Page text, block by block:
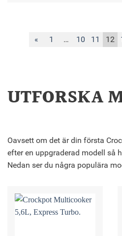
« 1 … 10 11 12
UTFORSKA
Oavsett om det är din första
efter en uppgraderad modell så
Nedan ser du några populära